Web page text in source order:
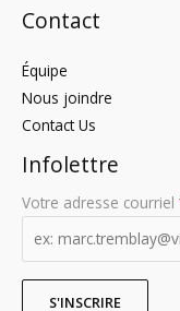
Contact
Équipe
Nous joindre
Contact Us
Infolettre
Votre adresse courriel